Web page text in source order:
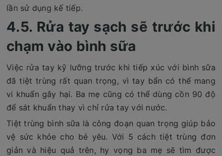
lần sử dụng kế tiếp.
4.5. Rửa tay sạch sẽ trước khi
chạm vào bình sữa
Việc rửa tay kỹ lưỡng trước khi tiếp xúc với bình sữa
đã tiệt trùng rất quan trọng, vì tay bẩn có thể mang
vi khuẩn gây hại. Ba mẹ cũng có thể dùng cồn 90 độ
để sát khuẩn thay vì chỉ rửa tay với nước.
Tiệt trùng bình sữa là công đoạn quan trọng giúp bảo
vệ sức khỏe cho bé yêu. Với 5 cách tiệt trùng đơn
giản và hiệu quả trên, hy vọng ba mẹ sẽ tìm được